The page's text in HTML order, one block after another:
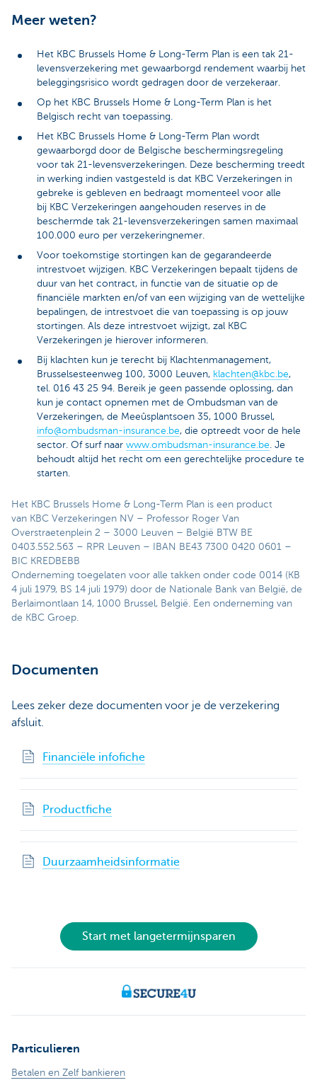
Meer weten?
Het KBC Brussels Home & Long-Term Plan is een tak 21-
levensverzekering met gewaarborgd rendement waarbij het
beleggingsrisico wordt gedragen door de verzekeraar.
Op het KBC Brussels Home & Long-Term Plan is het
Belgisch recht van toepassing.
Het KBC Brussels Home & Long-Term Plan wordt
gewaarborgd door de Belgische beschermingsregeling
voor tak 21-levensverzekeringen. Deze bescherming treedt
in werking indien vastgesteld is dat KBC Verzekeringen in
gebreke is gebleven en bedraagt momenteel voor alle
bij KBC Verzekeringen aangehouden reserves in de
beschermde tak 21-levensverzekeringen samen maximaal
100.000 euro per verzekeringnemer.
Voor toekomstige stortingen kan de gegarandeerde
intrestvoet wijzigen. KBC Verzekeringen bepaalt tijdens de
duur van het contract, in functie van de situatie op de
financiële markten en/of van een wijziging van de wettelijke
bepalingen, de intrestvoet die van toepassing is op jouw
stortingen. Als deze intrestvoet wijzigt, zal KBC
Verzekeringen je hierover informeren.
Bij klachten kun je terecht bij Klachtenmanagement,
Brusselsesteenweg 100, 3000 Leuven, klachten@kbc.be,
tel. 016 43 25 94. Bereik je geen passende oplossing, dan
kun je contact opnemen met de Ombudsman van de
Verzekeringen, de Meeûsplantsoen 35, 1000 Brussel,
info@ombudsman-insurance.be, die optreedt voor de hele
sector. Of surf naar www.ombudsman-insurance.be. Je
behoudt altijd het recht om een gerechtelijke procedure te
starten.
Het KBC Brussels Home & Long-Term Plan is een product
van KBC Verzekeringen NV – Professor Roger Van
Overstraetenplein 2 – 3000 Leuven – België BTW BE
0403.552.563 – RPR Leuven – IBAN BE43 7300 0420 0601 –
BIC KREDBEBB
Onderneming toegelaten voor alle takken onder code 0014 (KB
4 juli 1979, BS 14 juli 1979) door de Nationale Bank van België, de
Berlaimontlaan 14, 1000 Brussel, België. Een onderneming van
de KBC Groep.
Documenten
Lees zeker deze documenten voor je de verzekering
afsluit.
Financiële infofiche
Productfiche
Duurzaamheidsinformatie
Start met langetermijnsparen
Particulieren
Betalen en Zelf bankieren